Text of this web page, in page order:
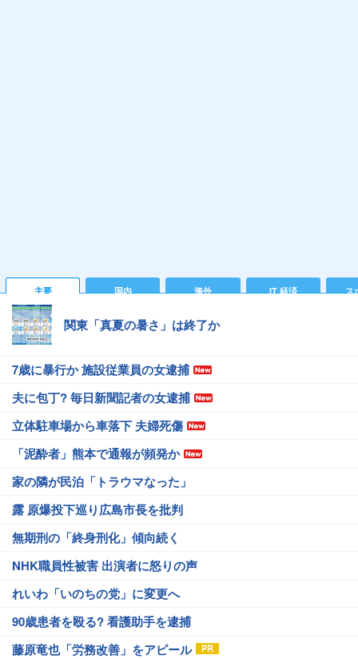
主要 国内 海外 IT 経済 ス
関東「真夏の暑さ」は終了か
7歳に暴行か 施設従業員の女逮捕
夫に包丁? 毎日新聞記者の女逮捕
立体駐車場から車落下 夫婦死傷
「泥酔者」熊本で通報が頻発か
家の隣が民泊「トラウマなった」
露 原爆投下巡り広島市長を批判
無期刑の「終身刑化」傾向続く
NHK職員性被害 出演者に怒りの声
れいわ「いのちの党」に変更へ
90歳患者を殴る? 看護助手を逮捕
藤原竜也「労務改善」をアピール